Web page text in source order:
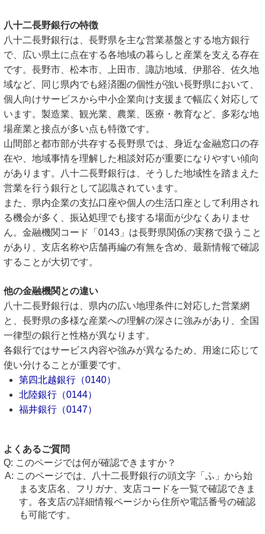
八十二長野銀行の特徴
八十二長野銀行は、長野県を主な営業基盤とする地方銀行
で、広い県土に点在する各地域の暮らしと産業を支える存在
です。長野市、松本市、上田市、諏訪地域、伊那谷、佐久地
域など、同じ県内でも経済圏の個性が強い長野県において、
個人向けサービスから中小企業向け支援まで幅広く対応して
います。製造業、観光業、農業、医療・教育など、多彩な地
場産業と接点が多い点も特徴です。
山間部と都市部が共存する長野県では、身近な金融窓口の存
在や、地域事情を理解した相談対応が重要になりやすい傾向
があります。八十二長野銀行は、そうした地域性を踏まえた
営業を行う銀行として認識されています。
また、県内企業の支払口座や個人の生活口座として利用され
る機会が多く、振込処理でも接する場面が少なくありませ
ん。金融機関コード「0143」は長野県関係の実務で扱うこと
があり、支店名称や店舗再編の有無を含め、最新情報で確認
することが大切です。
他の金融機関との違い
八十二長野銀行は、県内の広い地理条件に対応した営業網
と、長野県の多様な産業への理解の深さに強みがあり、全国
一律型の銀行と性格が異なります。
各銀行ではサービス内容や強みが異なるため、用途に応じて
使い分けることが重要です。
第四北越銀行（0140）
北陸銀行（0144）
福井銀行（0147）
よくあるご質問
このページでは何が確認できますか？
このページでは、八十二長野銀行の頭文字「ふ」から始
まる支店名、フリガナ、支店コードを一覧で確認できま
す。各支店の詳細情報ページから住所や電話番号の確認
も可能です。